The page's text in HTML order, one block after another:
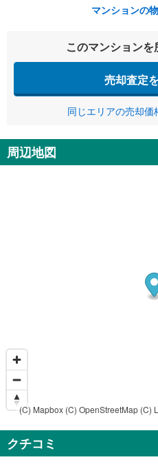
マンションの
このマンション
売却査定
同じエリアの売却
周辺地図
(C) Mapbox (C) OpenStreetMap (C)
クチコミ